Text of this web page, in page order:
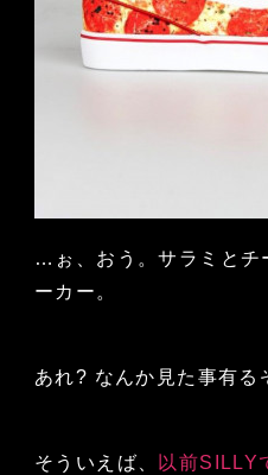
…ぉ、おう。サラミとチ
ーカー。
あれ? なんか見た事有る
そういえば、
以前SILLY